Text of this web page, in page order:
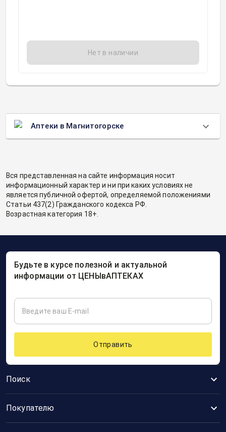
Нет в наличии
Аптеки в Магнитогорске
Вся представленная на сайте информация носит
информационный характер и ни при каких условиях не
является публичной офертой, определяемой положениями
Статьи 437(2) Гражданского кодекса РФ.
Возрастная категория 18+.
Поиск
Покупателю
Будьте в курсе полезной и актуальной
информации от ЦЕНЫвАПТЕКАХ
Отправить